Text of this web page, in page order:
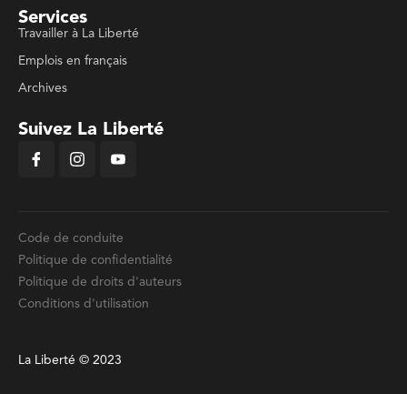
Services
Travailler à La Liberté
Emplois en français
Archives
Suivez La Liberté
Code de conduite
Politique de confidentialité
Politique de droits d'auteurs
Conditions d'utilisation
La Liberté © 2023